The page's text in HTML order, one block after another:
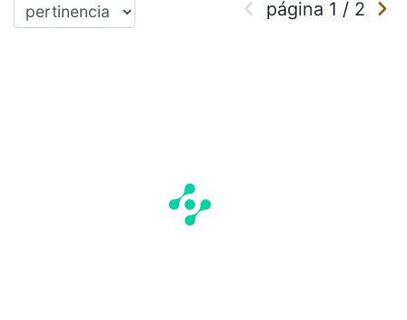
página 1 / 2